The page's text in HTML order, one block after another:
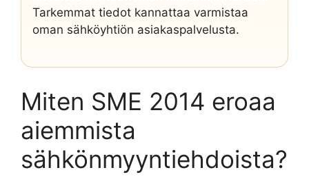
Tarkemmat tiedot kannattaa varmistaa
oman sähköyhtiön asiakaspalvelusta.
Miten SME 2014 eroaa
aiemmista
sähkönmyyntiehdoista?